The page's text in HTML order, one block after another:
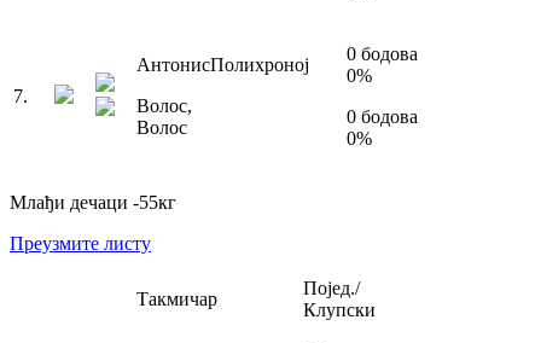
7.
АнтонисПолихроној
Волос,
Волос
0 бодова
0%
0 бодова
0%
Млађи дечаци -55кг
Преузмите листу
Такмичар
Појед./
Клупски